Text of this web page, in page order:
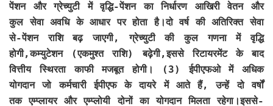
पेंशन और ग्रेच्युटी में वृद्धि-पेंशन का निर्धारण आखिरी वेतन और
कुल सेवा अवधि के आधार पर होता है।दो वर्ष की अतिरिक्त सेवा
से-पेंशन राशि बढ़ जाएगी, ग्रेच्युटी की कुल गणना में वृद्धि
होगी,कम्युटेशन (एकमुश्त राशि) बढ़ेगी,इससे रिटायरमेंट के बाद
वित्तीय स्थिरता काफी मजबूत होगी। (3) ईपीएफओ में अधिक
योगदान जो कर्मचारी ईपीएफ के दायरे में आते हैं, उन्हें दो वर्षों
तक एम्प्लायर और एम्प्लोयी दोनों का योगदान मिलता रहेगा।इससे-